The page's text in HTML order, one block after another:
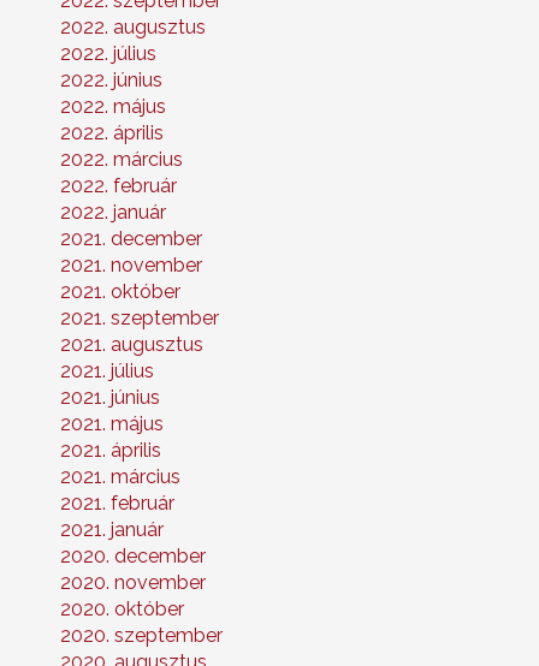
2022. augusztus
2022. július
2022. június
2022. május
2022. április
2022. március
2022. február
2022. január
2021. december
2021. november
2021. október
2021. szeptember
2021. augusztus
2021. július
2021. június
2021. május
2021. április
2021. március
2021. február
2021. január
2020. december
2020. november
2020. október
2020. szeptember